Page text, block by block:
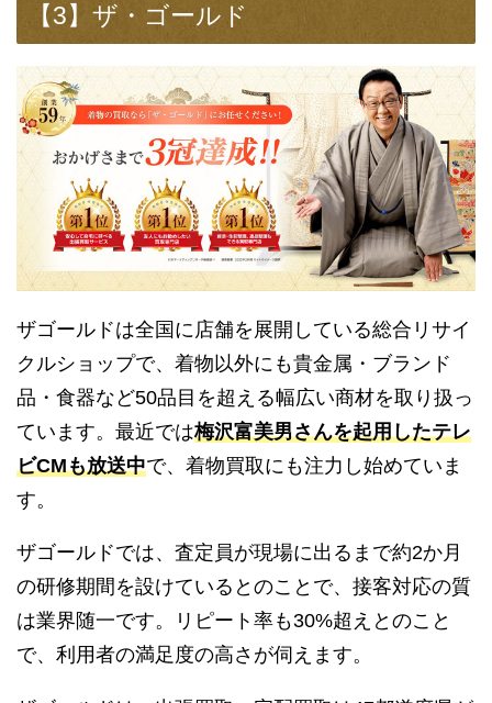
【3】ザ・ゴールド
ザゴールドは全国に店舗を展開している総合リサイ
クルショップで、着物以外にも貴金属・ブランド
品・食器など50品目を超える幅広い商材を取り扱っ
ています。最近では梅沢富美男さんを起用したテレ
ビCMも放送中で、着物買取にも注力し始めていま
す。
ザゴールドでは、査定員が現場に出るまで約2か月
の研修期間を設けているとのことで、接客対応の質
は業界随一です。リピート率も30%超えとのこと
で、利用者の満足度の高さが伺えます。